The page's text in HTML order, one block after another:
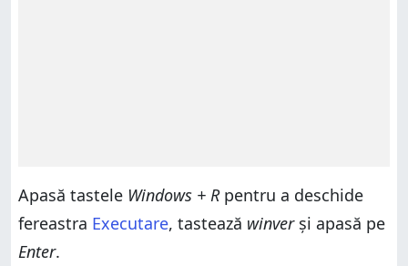
Apasă tastele Windows + Rpentru a deschide
fereastra Executare, tastează winverși apasă pe
Enter.